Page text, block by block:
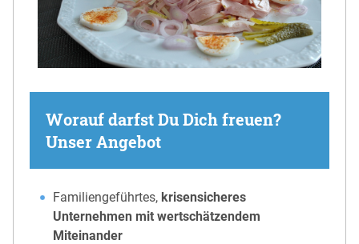
Worauf darfst Du Dich freuen?
Unser Angebot
Familiengeführtes, krisensicheres
Unternehmen mit wertschätzendem
Miteinander